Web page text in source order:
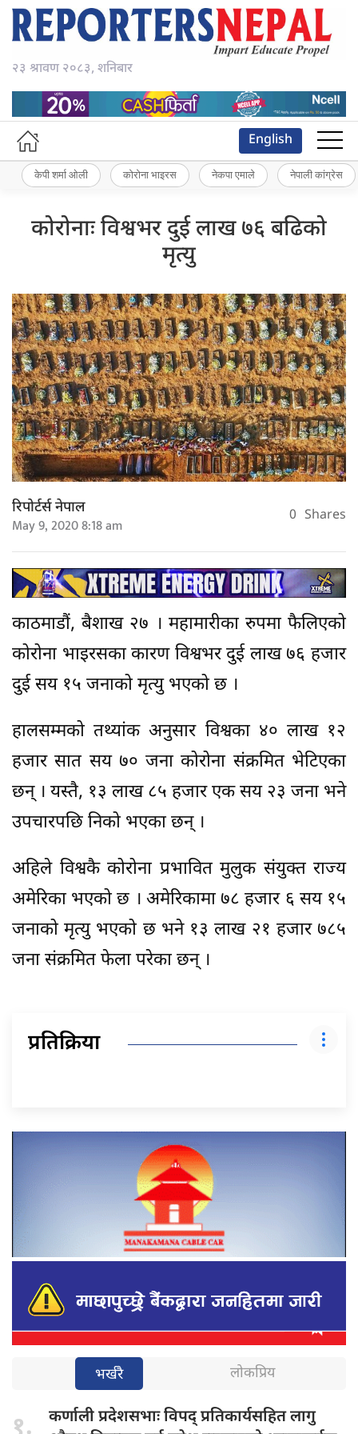
२३ श्रावण २०८३, शनिबार
English
केपी शर्मा ओली कोरोना भाइरस नेकपा एमाले नेपाली कांग्रेस
कोरोनाः विश्वभर दुई लाख ७६ बढिको
मृत्यु
रिपोर्टर्स नेपाल
May 9, 2020 8:18 am 0 Shares
काठमाडौं, बैशाख २७ । महामारीका रुपमा फैलिएको
कोरोना भाइरसका कारण विश्वभर दुई लाख ७६ हजार
दुई सय १५ जनाको मृत्यु भएको छ ।
हालसम्मको तथ्यांक अनुसार विश्वका ४० लाख १२
हजार सात सय ७० जना कोरोना संक्रमित भेटिएका
छन् । यस्तै, १३ लाख ८५ हजार एक सय २३ जना भने
उपचारपछि निको भएका छन् ।
अहिले विश्वकै कोरोना प्रभावित मुलुक संयुक्त राज्य
अमेरिका भएको छ । अमेरिकामा ७८ हजार ६ सय १५
जनाको मृत्यु भएको छ भने १३ लाख २१ हजार ७८५
जना संक्रमित फेला परेका छन् ।
प्रतिक्रिया
भर्खरै लोकप्रिय
१. कर्णाली प्रदेशसभाःविपद् प्रतिकार्यसहित लागु